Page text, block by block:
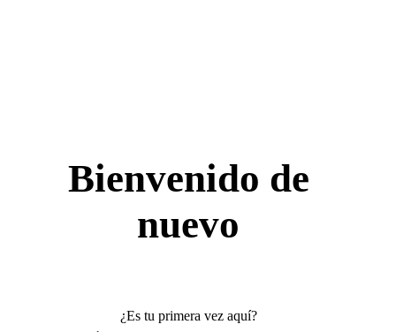
Bienvenido de
nuevo
¿Es tu primera vez aquí?